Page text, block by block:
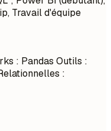
Travail d'équipe
: Pandas Outils :
: